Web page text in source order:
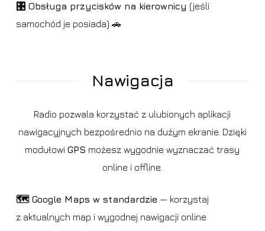
🎛️ Obsługa przycisków na kierownicy (jeśli
samochód je posiada) 🚗
Nawigacja
Radio pozwala korzystać z ulubionych aplikacji
nawigacyjnych bezpośrednio na dużym ekranie. Dzięki
modułowiGPS możesz wygodnie wyznaczać trasy
online i offline.
🗺️ Google Maps w standardzie — korzystaj
z aktualnych map i wygodnej nawigacji online